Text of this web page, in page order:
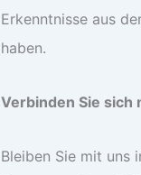
Erkenntnisse aus
haben.
Verbinden Sie sich
Bleiben Sie mit uns